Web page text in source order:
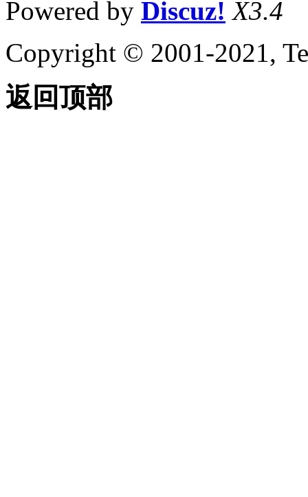
Powered by Discuz! X3.4
Copyright © 2001-2021,
返回顶部